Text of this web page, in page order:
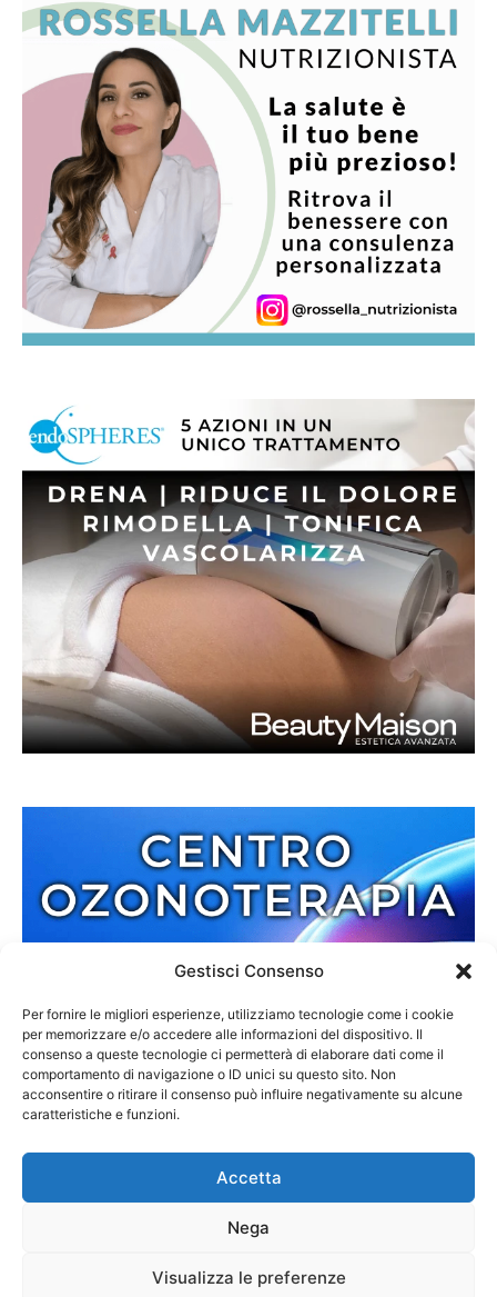
Gestisci Consenso
Per fornire le migliori esperienze, utilizziamo tecnologie come i cookie
per memorizzare e/o accedere alle informazioni del dispositivo. Il
consenso a queste tecnologie ci permetterà di elaborare dati come il
comportamento di navigazione o ID unici su questo sito. Non
acconsentire o ritirare il consenso può influire negativamente su alcune
caratteristiche e funzioni.
Accetta
Nega
Visualizza le preferenze
Contatti Cookie Policy Privacy Policy